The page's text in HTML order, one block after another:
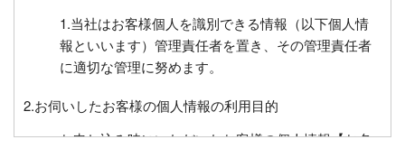
1.当社はお客様個人を識別できる情報（以下個人情
報といいます）管理責任者を置き、その管理責任者
に適切な管理に努めます。
2.お伺いしたお客様の個人情報の利用目的
お申し込み時にいただいたお客様の個人情報【お名